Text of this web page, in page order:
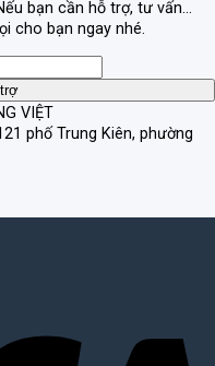
bạn cần hỗ trợ, tư vấn...
cho bạn ngay nhé.
VIỆT
phố Trung Kiên, phường